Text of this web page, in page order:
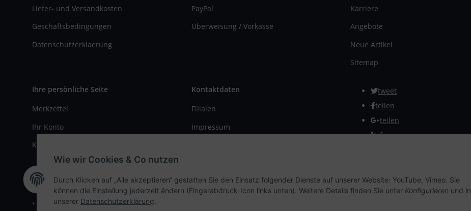
Liefer- und Versandkosten
Geschäftsbedingungen
Datenschutzerklaerung
PayPal
Überweisung / Vorkasse
Karriere
Angebote
Neue Artikel
Sitemap
Ihre persönliche Seite
Merkzettel
Ihr Konto
Kasse
Kontaktdaten
Filialen
Impressum
tweet
teilen
teilen
Info
Vertrag widerrufen
* Alle Preise inkl. gesetzlicher USt., zzgl.Versand
Wie wir Cookies & Co nutzen
Durch Klicken auf „Alle akzeptieren“ gestatten Sie den Einsatz folgender Dienste auf unserer Website: YouTube, Vimeo. Sie
können die Einstellung jederzeit ändern (Fingerabdruck-Icon links unten). Weitere Details finden Sie unter Konfigurieren und in
unserer Datenschutzerklärung.